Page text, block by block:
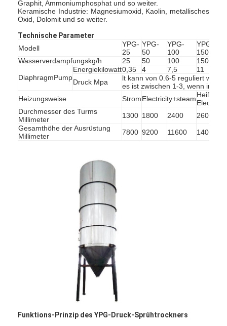
Qualitätskontrolle
Graphit, Ammoniumphosphat und so weiter.
Keramische Industrie: Magnesiumoxid, Kaolin, metallisches
Oxid, Dolomit und so weiter.
Technische Parameter
Modell
YPG-
25
YPG-
50
YPG-
100
YPG-
150
Wasserverdampfungskg/h
25 50 100 150
DiaphragmPump
Energiekilowatt0,35 4 7,5 11
Druck Mpa
lt kann von 0.6-5 reguliert
es ist zwischen 1-3, wenn in
Heizungsweise
StromElectricity+steam
Durchmesser des Turms
Millimeter
1300 1800 2400 2600
Gesamthöhe der Ausrüstung
Millimeter
7800 9200 11600 14000
Funktions-Prinzip des YPG-Druck-Sprühtrockners